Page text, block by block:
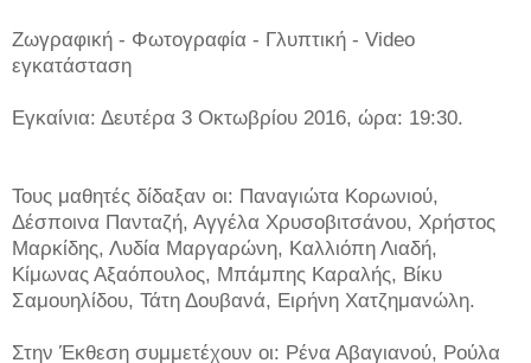
Ζωγραφική - Φωτογραφία - Γλυπτική - Video
εγκατάσταση
Εγκαίνια: Δευτέρα 3 Οκτωβρίου 2016, ώρα: 19:30.
Τους μαθητές δίδαξαν οι: Παναγιώτα Κορωνιού,
Δέσποινα Πανταζή, Αγγέλα Χρυσοβιτσάνου, Xρήστος
Μαρκίδης, Λυδία Μαργαρώνη, Καλλιόπη Λιαδή,
Κίμωνας Αξαόπουλος, Μπάμπης Καραλής, Βίκυ
Σαμουηλίδου, Τάτη Δουβανά, Ειρήνη Χατζημανώλη.
Στην Έκθεση συμμετέχουν οι: Ρένα Αβαγιανού, Ρούλα